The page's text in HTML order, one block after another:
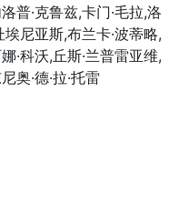
普·克鲁兹,卡门·毛拉,洛
埃尼亚斯,布兰卡·波蒂略,
·科沃,丘斯·兰普雷亚维,
奥·德·拉·托雷